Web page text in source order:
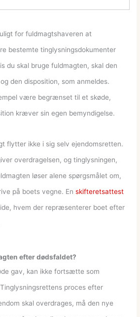
for fuldmagtshaveren at
bestemte tinglysningsdokumenter
du skal bruge fuldmagten, skal den
den disposition, som anmeldes.
være begrænset til et skøde,
kræver sin egen bemyndigelse.
flytter ikke i sig selv ejendomsretten.
overdragelsen, og tinglysningen,
løser alene spørgsmålet om,
på boets vegne. Enskifteretsattest
hvem der repræsenterer boet efter
efter dødsfaldet?
gav, kan ikke fortsætte som
proces efter
skal overdrages, må den nye